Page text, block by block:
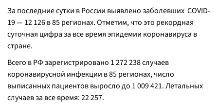
За последние сутки в России выявлено заболевших COVID-
19 — 12 126 в 85 регионах. Отметим, что это рекордная
суточная цифра за все время эпидемии коронавируса в
стране.
Всего в РФ зарегистрировано 1 272 238 случаев
коронавирусной инфекции в 85 регионах, число
выписанных пациентов выросло до 1 009 421. Летальных
случаев за все время: 22 257.